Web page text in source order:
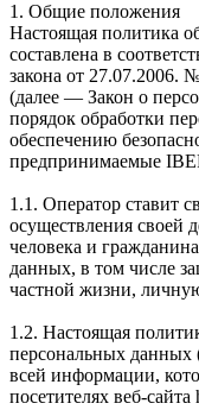
1. Общие положения
Настоящая политика
составлена в
закона от
(далее — Закон о
порядок обработки
обеспечению
предпринимаемые
1.1. Оператор ставит
осуществления своей
человека и
данных, в том числе
частной жизни,
1.2. Настоящая
персональных данных
всей информации,
посетителях веб-